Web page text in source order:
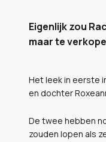
Eigenlijk zou
maar te
Het leek in eerste
en dochter
De twee hebben
zouden lopen als